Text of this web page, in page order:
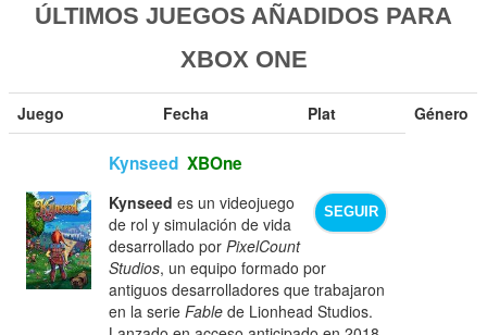
ÚLTIMOS JUEGOS AÑADIDOS PARA
XBOX ONE
Juego Fecha Plat Género
Kynseed XBOne
SEGUIR
Kynseed es un videojuego
de rol y simulación de vida
desarrollado porPixelCount
Studios, un equipo formado por
antiguos desarrolladores que trabajaron
en la serieFable de Lionhead Studios.